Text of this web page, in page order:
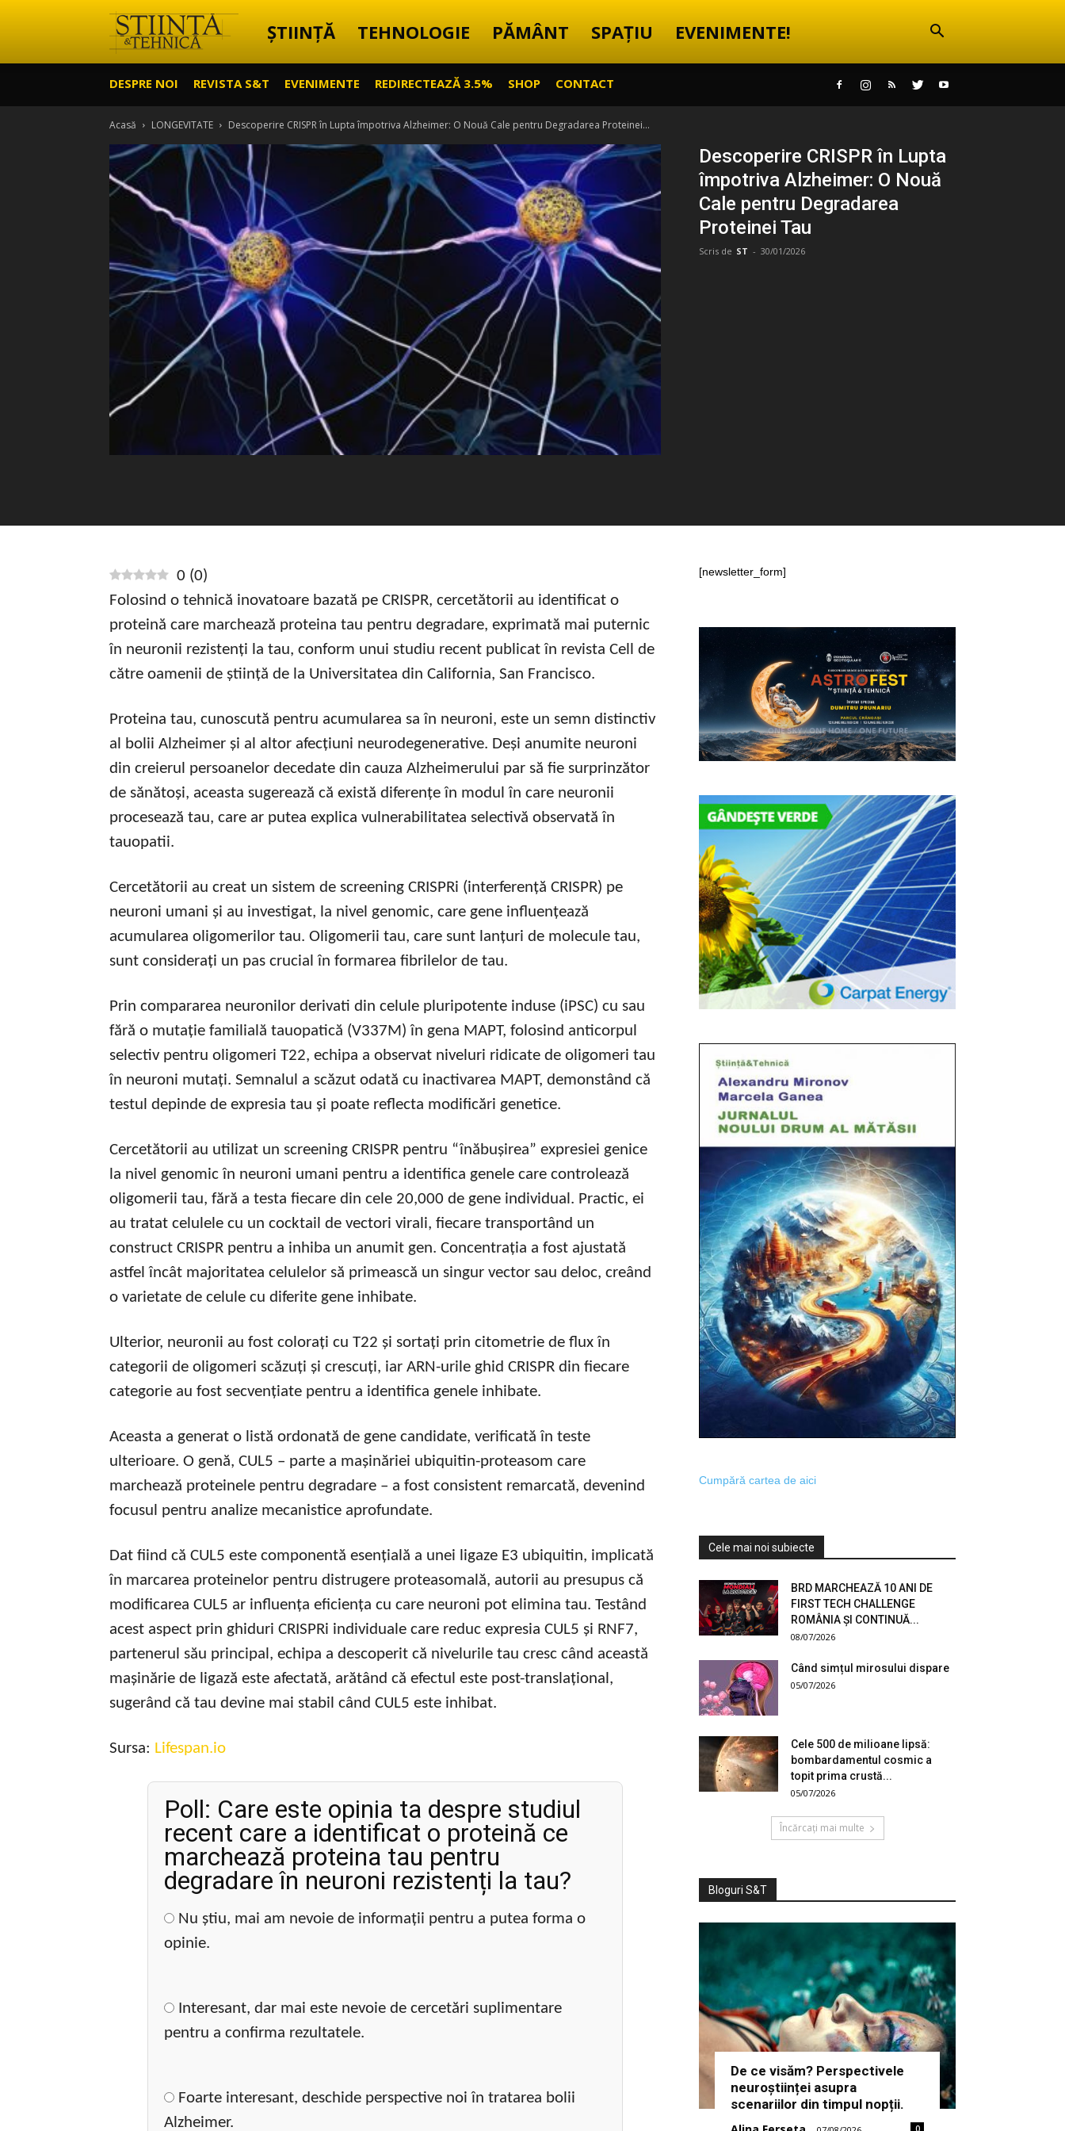
Știință
Tehnică
ȘTIINȚĂ TEHNOLOGIE PĂMÂNT SPAȚIU EVENIMENTE!
DESPRE NOI REVISTA S&T EVENIMENTE REDIRECTEAZĂ 3.5% SHOP CONTACT
Acasă LONGEVITATE Descoperire CRISPR în Lupta împotriva Alzheimer: O Nouă Cale pentru Degradarea Proteinei...
Descoperire CRISPR în Lupta
împotriva Alzheimer: O Nouă
Cale pentru Degradarea
Proteinei Tau
Scris de ST - 30/01/2026
0 (0)
Folosind o tehnică inovatoare bazată pe CRISPR, cercetătorii au identificat o
proteină care marchează proteina tau pentru degradare, exprimată mai puternic
în neuronii rezistenți la tau, conform unui studiu recent publicat în revista Cell de
către oamenii de știință de la Universitatea din California, San Francisco.
Proteina tau, cunoscută pentru acumularea sa în neuroni, este un semn distinctiv
al bolii Alzheimer și al altor afecțiuni neurodegenerative. Deși anumite neuroni
din creierul persoanelor decedate din cauza Alzheimerului par să fie surprinzător
de sănătoși, aceasta sugerează că există diferențe în modul în care neuronii
procesează tau, care ar putea explica vulnerabilitatea selectivă observată în
tauopatii.
Cercetătorii au creat un sistem de screening CRISPRi (interferență CRISPR) pe
neuroni umani și au investigat, la nivel genomic, care gene influențează
acumularea oligomerilor tau. Oligomerii tau, care sunt lanțuri de molecule tau,
sunt considerați un pas crucial în formarea fibrilelor de tau.
Prin compararea neuronilor derivati din celule pluripotente induse (iPSC) cu sau
fără o mutație familială tauopatică (V337M) în gena MAPT, folosind anticorpul
selectiv pentru oligomeri T22, echipa a observat niveluri ridicate de oligomeri tau
în neuroni mutați. Semnalul a scăzut odată cu inactivarea MAPT, demonstând că
testul depinde de expresia tau și poate reflecta modificări genetice.
Cercetătorii au utilizat un screening CRISPR pentru “înăbușirea” expresiei genice
la nivel genomic în neuroni umani pentru a identifica genele care controlează
oligomerii tau, fără a testa fiecare din cele 20,000 de gene individual. Practic, ei
au tratat celulele cu un cocktail de vectori virali, fiecare transportând un
construct CRISPR pentru a inhiba un anumit gen. Concentrația a fost ajustată
astfel încât majoritatea celulelor să primească un singur vector sau deloc, creând
o varietate de celule cu diferite gene inhibate.
Ulterior, neuronii au fost colorați cu T22 și sortați prin citometrie de flux în
categorii de oligomeri scăzuți și crescuți, iar ARN-urile ghid CRISPR din fiecare
categorie au fost secvențiate pentru a identifica genele inhibate.
Aceasta a generat o listă ordonată de gene candidate, verificată în teste
ulterioare. O genă, CUL5 – parte a mașinăriei ubiquitin-proteasom care
marchează proteinele pentru degradare – a fost consistent remarcată, devenind
focusul pentru analize mecanistice aprofundate.
Dat fiind că CUL5 este componentă esențială a unei ligaze E3 ubiquitin, implicată
în marcarea proteinelor pentru distrugere proteasomală, autorii au presupus că
modificarea CUL5 ar influența eficiența cu care neuroni pot elimina tau. Testând
acest aspect prin ghiduri CRISPRi individuale care reduc expresia CUL5 și RNF7,
partenerul său principal, echipa a descoperit că nivelurile tau cresc când această
mașinărie de ligază este afectată, arătând că efectul este post-translațional,
sugerând că tau devine mai stabil când CUL5 este inhibat.
Sursa: Lifespan.io
Poll: Care este opinia ta despre studiul
recent care a identificat o proteină ce
marchează proteina tau pentru
degradare în neuroni rezistenți la tau?
Nu știu, mai am nevoie de informații pentru a putea forma o
opinie.
Interesant, dar mai este nevoie de cercetări suplimentare
pentru a confirma rezultatele.
Foarte interesant, deschide perspective noi în tratarea bolii
Alzheimer.
[newsletter_form]
Cumpără cartea de aici
Cele mai noi subiecte
BRD MARCHEAZĂ 10 ANI DE
FIRST TECH CHALLENGE
ROMÂNIA ȘI CONTINUĂ...
08/07/2026
Când simțul mirosului dispare
05/07/2026
Cele 500 de milioane lipsă:
bombardamentul cosmic a
topit prima crustă...
05/07/2026
Încărcați mai multe
Bloguri S&T
De ce visăm? Perspectivele
neuroștiinței asupra
scenariilor din timpul nopții.
0